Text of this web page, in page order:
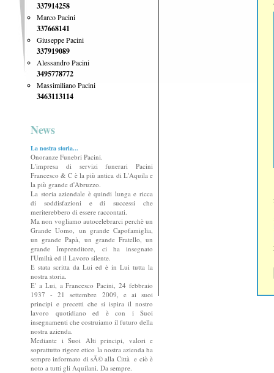
337914258
Marco Pacini
337668141
Giuseppe Pacini
337919089
Alessandro Pacini
3495778772
Massimiliano Pacini
3463113114
News
La nostra storia...
Onoranze Funebri Pacini.
L'impresa di servizi funerari Pacini
Francesco & C è la più antica di L'Aquila e
la più grande d'Abruzzo.
La storia aziendale è quindi lunga e ricca
di soddisfazioni e di successi che
meriterebbero di essere raccontati.
Ma non vogliamo autocelebrarci perchè un
Grande Uomo, un grande Capofamiglia,
un grande Papà, un grande Fratello, un
grande Imprenditore, ci ha insegnato
l'Umiltà ed il Lavoro silente.
E stata scritta da Lui ed è in Lui tutta la
nostra storia.
E' a Lui, a Francesco Pacini, 24 febbraio
1937 - 21 settembre 2009, e ai suoi
principi e precetti che si ispira il nostro
lavoro quotidiano ed è con i Suoi
insegnamenti che costruiamo il futuro della
nostra azienda.
Mediante i Suoi Alti principi, valori e
soprattutto rigore etico la nostra azienda ha
sempre informato di sÃ© alla Città e ciò è
noto a tutti gli Aquilani. Da sempre.